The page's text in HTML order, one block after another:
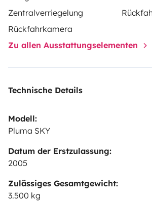
Zentralverriegelung
Rückfahrkamera
Zu allen Ausstattungselementen
Technische Details
Modell:
Pluma SKY
Datum der Erstzulassung:
2005
Zulässiges Gesamtgewicht:
3.500 kg